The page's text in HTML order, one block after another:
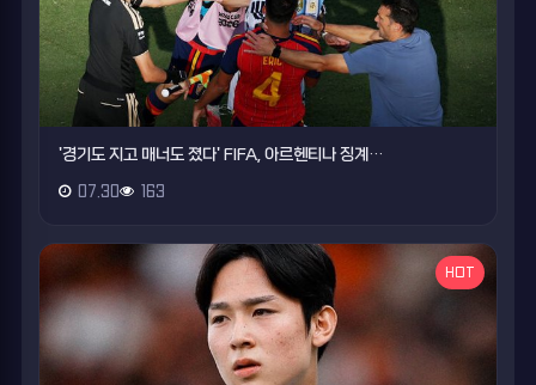
'경기도 지고 매너도 졌다' FIFA, 아르헨티나 징계…
07.30 163
HOT